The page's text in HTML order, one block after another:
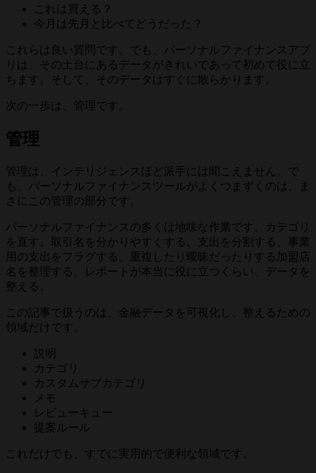
これは買える？
今月は先月と比べてどうだった？
これらは良い質問です。でも、パーソナルファイナンスアプ
リは、その土台にあるデータがきれいであって初めて役に立
ちます。そして、そのデータはすぐに散らかります。
次の一歩は、管理です。
管理
管理は、インテリジェンスほど派手には聞こえません。で
も、パーソナルファイナンスツールがよくつまずくのは、ま
さにこの管理の部分です。
パーソナルファイナンスの多くは地味な作業です。カテゴリ
を直す。取引名を分かりやすくする。支出を分割する。事業
用の支出をフラグする。重複したり曖昧だったりする加盟店
名を整理する。レポートが本当に役に立つくらい、データを
整える。
この記事で扱うのは、金融データを可視化し、整えるための
領域だけです。
説明
カテゴリ
カスタムサブカテゴリ
メモ
レビューキュー
提案ルール
これだけでも、すでに実用的で便利な領域です。